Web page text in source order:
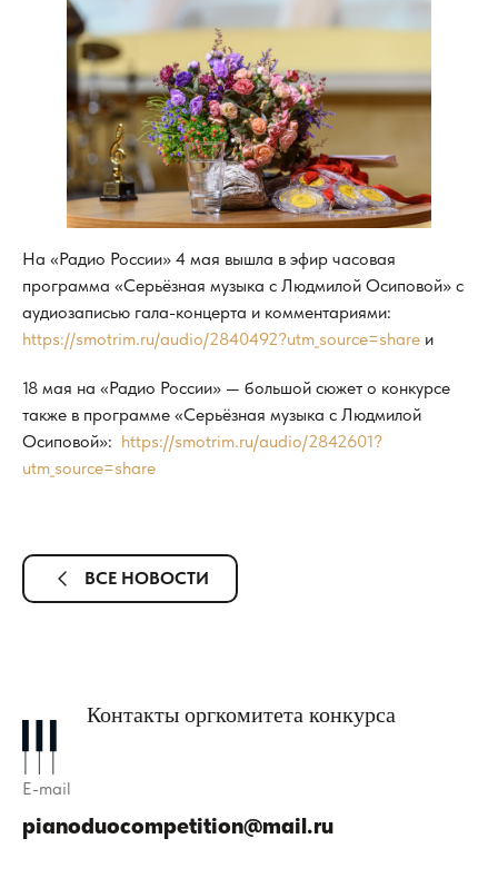
На «Радио России» 4 мая вышла в эфир часовая
программа «Серьёзная музыка с Людмилой Осиповой» с
аудиозаписью гала-концерта и комментариями:
https://smotrim.ru/audio/2840492?utm_source=share и
18 мая на «Радио России» — большой сюжет о конкурсе
также в программе «Серьёзная музыка с Людмилой
Осиповой»: https://smotrim.ru/audio/2842601?
utm_source=share
ВСЕ НОВОСТИ
Контакты оргкомитета конкурса
E-mail
pianoduocompetition@mail.ru